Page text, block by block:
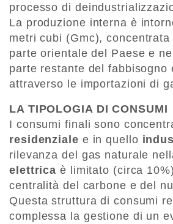
processo di
La produzione interna è
metri cubi (Gmc),
parte orientale del Paese e
parte restante del fabbisogno
attraverso le importazioni di
LA TIPOLOGIA DI CONSUMI
I consumi finali sono
residenziale e in quello
rilevanza del gas naturale
elettrica è limitato (circa
centralità del carbone e del
Questa struttura di consumi
complessa la gestione di un